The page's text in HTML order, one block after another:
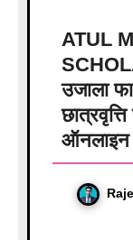
ATUL
उजाला
ऑनलाइन